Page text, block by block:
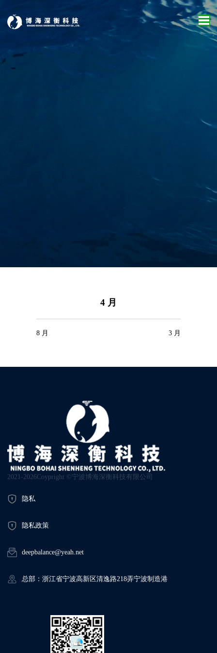
4 月
8 月 3 月
2021-2026Coypright ©宁波博海深衡科技有限公司
隐私
隐私政策
deepbalance@yeah.net
总部：浙江省宁波高新区清逸路218弄宁波制造港